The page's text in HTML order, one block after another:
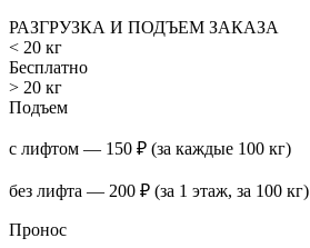
РАЗГРУЗКА И ПОДЪЕМ ЗАКАЗА
< 20 кг
Бесплатно
> 20 кг
Подъем
с лифтом — 150 ₽ (за каждые 100 кг)
без лифта — 200 ₽ (за 1 этаж, за 100 кг)
Пронос